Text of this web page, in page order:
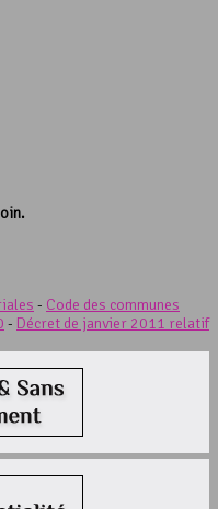
- Code des communes
- Décret de janvier 2011 relatif